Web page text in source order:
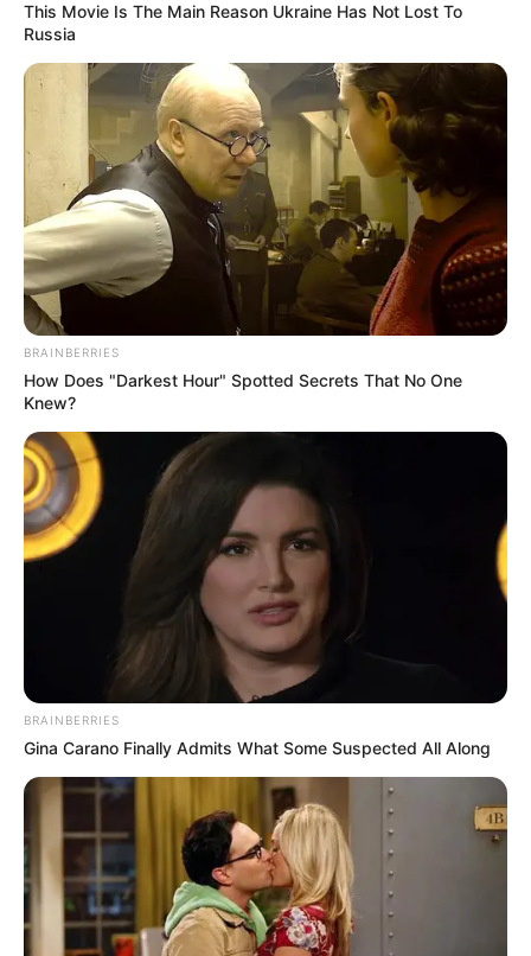
This Movie Is The Main Reason Ukraine Has Not Lost To
Russia
BRAINBERRIES
How Does "Darkest Hour" Spotted Secrets That No One
Knew?
BRAINBERRIES
Gina Carano Finally Admits What Some Suspected All Along